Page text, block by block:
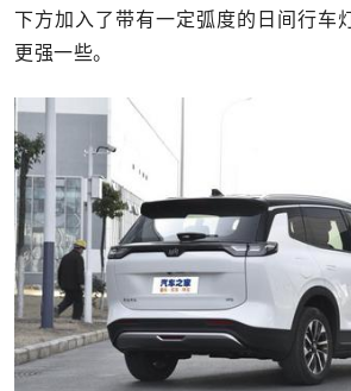
下方加入了带有一定弧度的日间行车
更强一些。